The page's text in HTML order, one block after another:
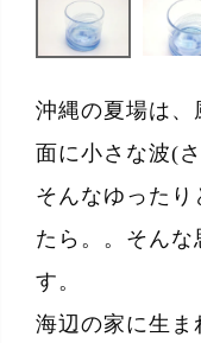
沖縄の夏場は、
面に小さな波(
そんなゆったり
たら。。そん
す。
海辺の家に生ま